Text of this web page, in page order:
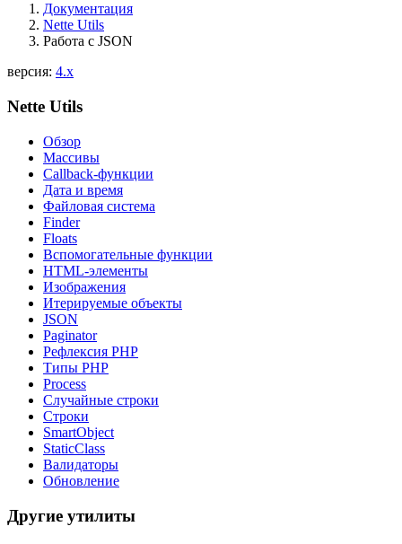
Документация
Nette Utils
Работа с JSON
версия: 4.x
Nette Utils
Обзор
Массивы
Callback-функции
Дата и время
Файловая система
Finder
Floats
Вспомогательные функции
HTML-элементы
Изображения
Итерируемые объекты
JSON
Paginator
Рефлексия PHP
Типы PHP
Process
Случайные строки
Строки
SmartObject
StaticClass
Валидаторы
Обновление
Другие утилиты